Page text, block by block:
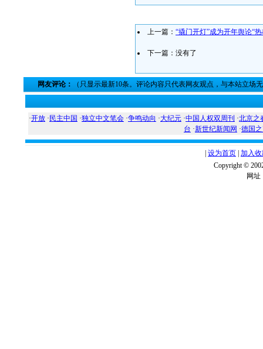
上一篇： “撬门开灯”成为开年舆论“热
下一篇：没有了
网友评论： （只显示最新10条。评论内容只代表网友观点，与本站立场
·开放 · 民主中国 ·独立中文笔会 ·争鸣动向 ·大纪元 ·中国人权双周刊 ·北京之
台 ·新世纪新闻网 ·德国
设为首页 加入
Copyright ©
网址